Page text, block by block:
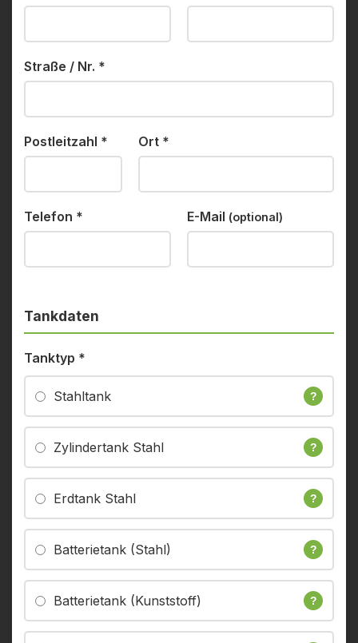
Straße / Nr. *
Postleitzahl * Ort *
Telefon * E-Mail (optional)
Tankdaten
Tanktyp *
Stahltank ?
Zylindertank Stahl ?
Erdtank Stahl ?
Batterietank (Stahl) ?
Batterietank (Kunststoff) ?